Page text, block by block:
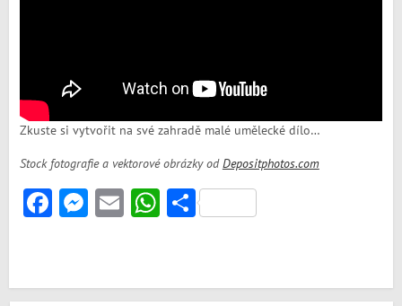
Zkuste si vytvořit na své zahradě malé umělecké dílo…
Stock fotografie a vektorové obrázky odDepositphotos.com
Facebook
Messenger
EmailWhatsApp
Share